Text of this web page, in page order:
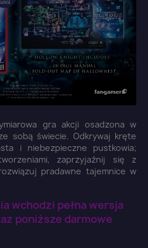
gra akcji osadzona w
sobą świecie. Odkrywaj kręte
i niebezpieczne pustkowia;
zaprzyjaźnij się z
pradawne tajemnice w
wchodzi pełna wersja
poniższe darmowe